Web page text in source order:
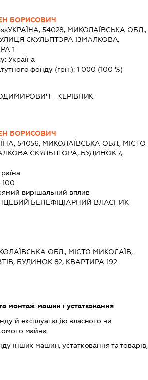
БОРИСОВИЧ
УКРАЇНА, 54028, МИКОЛАЇВСЬКА ОБЛ.,
СКУЛЬПТОРА ІЗМАЛКОВА,
1
Україна
фонду (грн.): 1 000 (100 %)
- КЕРІВНИК
БОРИСОВИЧ
54056, МИКОЛАЇВСЬКА ОБЛ., МІСТО
СКУЛЬПТОРА, БУДИНОК 7,
100
вирішальний вплив
БЕНЕФІЦІАРНИЙ ВЛАСНИК
ОБЛ., МІСТО МИКОЛАЇВ,
БУДИНОК 82, КВАРТИРА 192
монтаж машин і устатковання
й експлуатацію власного чи
майна
інших машин, устатковання та товарів,